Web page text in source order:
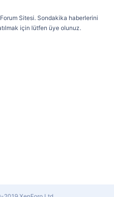
Sitesi. Sondakika haberlerini
için lütfen üye olunuz.